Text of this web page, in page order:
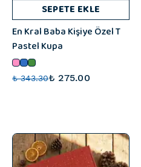
SEPETE EKLE
En Kral Baba Kişiye Özel T
Pastel Kupa
₺ 343.30₺ 275.00